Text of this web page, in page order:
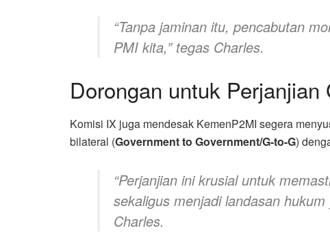
“Tanpa jaminan itu, pencabutan
PMI kita,”tegas Charles.
Dorongan untuk
Komisi IX juga mendesak KemenP2MI segera
bilateral (Government to Government/G-to-G)
“Perjanjian ini krusial untuk
sekaligus menjadi landasan
Charles.